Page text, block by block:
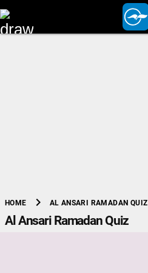
HOME chevron_right AL ANSARI RAMADAN QUIZ
Al Ansari Ramadan Quiz